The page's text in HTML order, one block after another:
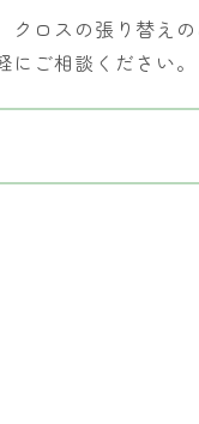
クロスの張り替え
にご相談ください。